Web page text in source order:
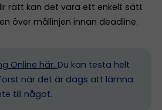
rätt kan det vara ett enkelt sätt
över mållinjen innan deadline.
Online här. Du kan testa helt
när det är dags att lämna
till något.